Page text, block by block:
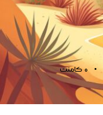
0 کامنت